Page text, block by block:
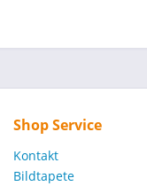
Shop Service
Kontakt
Bildtapete